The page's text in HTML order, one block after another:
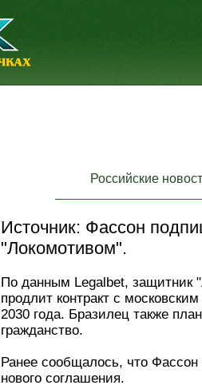
Российские
Источник: Фассон
"Локомотивом".
По данным Legalbet, защитник
продлит контракт с
2030 года. Бразилец также
гражданство.
Ранее сообщалось, что Фассон
нового соглашения.